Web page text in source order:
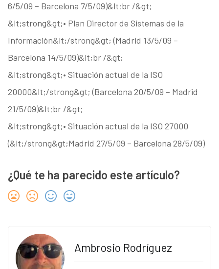
6/5/09 – Barcelona 7/5/09)&lt;br /&gt;
&lt;strong&gt;• Plan Director de Sistemas de la
Información&lt;/strong&gt; (Madrid 13/5/09 –
Barcelona 14/5/09)&lt;br /&gt;
&lt;strong&gt;• Situación actual de la ISO
20000&lt;/strong&gt; (Barcelona 20/5/09 – Madrid
21/5/09)&lt;br /&gt;
&lt;strong&gt;• Situación actual de la ISO 27000
(&lt;/strong&gt;Madrid 27/5/09 – Barcelona 28/5/09)
¿Qué te ha parecido este artículo?
Ambrosio Rodríguez